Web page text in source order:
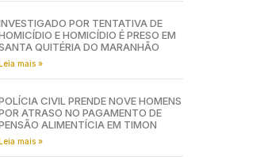
POR TENTATIVA DE
E HOMICÍDIO É PRESO EM
QUITÉRIA DO MARANHÃO
mais »
CIVIL PRENDE NOVE HOMENS
ATRASO NO PAGAMENTO DE
ALIMENTÍCIA EM TIMON
mais »